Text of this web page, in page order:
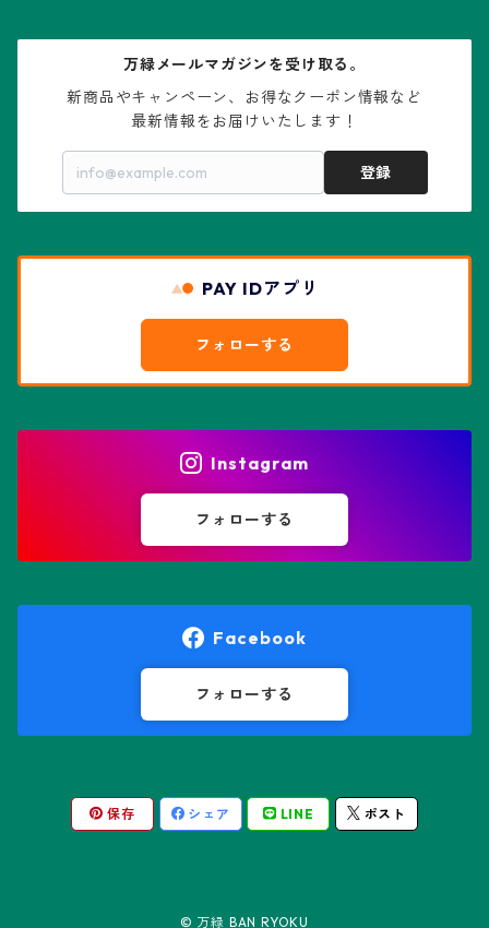
リザード・スキン兜
花園兜
エキノケレウス属
エキノプシス属
エリオシケ属
オレオケレウス属
friedrichii LB 2178
キリンドロオプンチア属
コノフィツム属
センナ属
パキポディウム属
フェネストラリア属
プセウドリトス属
ユーフォルビア属
水石・景石
万緑メールマガジンを受け取る。
新商品やキャンペーン、お得なクーポン情報など
最新情報をお届けいたします！
登録
PAY IDアプリ
フォローする
Instagram
フォローする
Facebook
フォローする
保存 シェア LINE ポスト
© 万緑 BAN RYOKU